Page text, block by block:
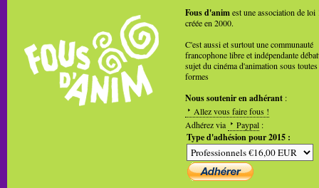
Fous d'animest une association de loi
créée en 2000.
C'est aussi et surtout une communauté
francophone libre et indépendante
sujet du cinéma d'animation sous toutes
formes
Nous soutenir en adhérant :
Allez vous faire fous !
Adhérez via
Paypal :
Type d'adhésion pour 2015 :